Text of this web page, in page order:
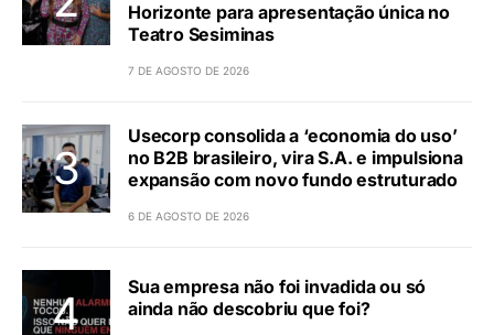
Horizonte para apresentação única no
Teatro Sesiminas
7 DE AGOSTO DE 2026
Usecorp consolida a ‘economia do uso’
no B2B brasileiro, vira S.A. e impulsiona
expansão com novo fundo estruturado
6 DE AGOSTO DE 2026
Sua empresa não foi invadida ou só
ainda não descobriu que foi?